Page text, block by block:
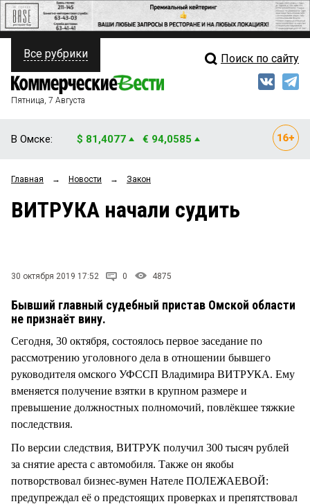
ПОЛИТИКА
ФИНАНСЫ
ОБЩЕСТВО
ЗАКОН
ПРОИСШЕСТВИЯ
СТИЛЬ ЖИЗНИ
Свежий выпуск
Рейтинги
Все рубрики Поиск по сайту
Пятница, 7 Августа
В Омске: $ 81,4077 € 94,0585
Главная → Новости → Закон
ВИТРУКА начали судить
30 октября 2019 17:52 0 4875
Бывший главный судебный пристав Омской области
не признаёт вину.
Сегодня, 30 октября, состоялось первое заседание по
рассмотрению уголовного дела в отношении бывшего
руководителя омского УФССП Владимира ВИТРУКА. Ему
вменяется получение взятки в крупном размере и
превышение должностных полномочий, повлёкшее тяжкие
последствия.
По версии следствия, ВИТРУК получил 300 тысяч рублей
за снятие ареста с автомобиля. Также он якобы
потворствовал бизнес-вумен Нателе ПОЛЕЖАЕВОЙ:
предупреждал её о предстоящих проверках и препятствовал